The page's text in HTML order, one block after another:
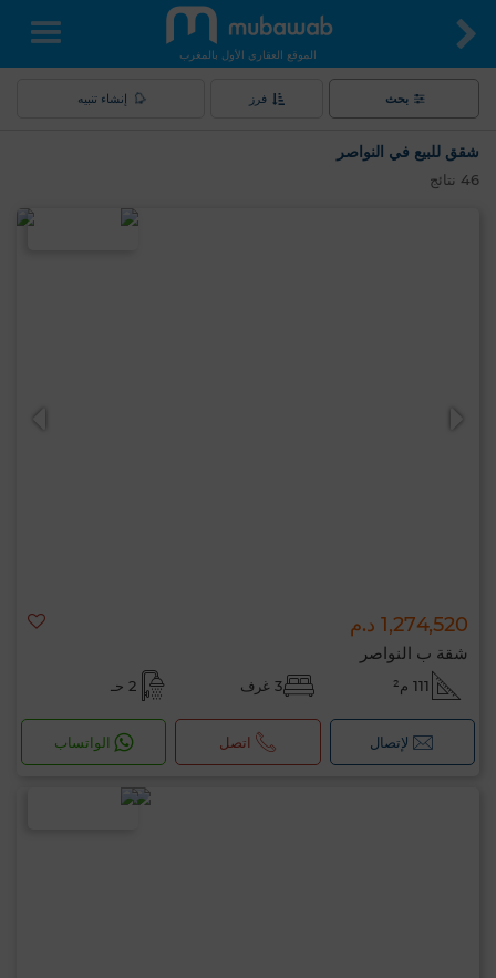
الموقع العقاري الأول بالمغرب
بحث فرز إنشاء تنبيه
شقق للبيع في النواصر
46 نتائج
1,274,520 د.م
شقة ب النواصر
111 م² 3 غرف 2 حـ
لإتصال اتصل الواتساب